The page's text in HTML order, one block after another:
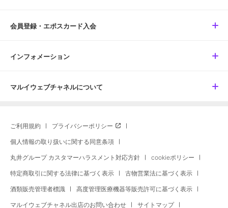
会員登録・エポスカード入会
インフォメーション
マルイウェブチャネルについて
ご利用規約 プライバシーポリシー
個人情報の取り扱いに関する同意条項
丸井グループ カスタマーハラスメント対応方針 cookieポリシー
特定商取引に関する法律に基づく表示 古物営業法に基づく表示
酒類販売管理者標識 高度管理医療機器等販売許可に基づく表示
マルイウェブチャネル出店のお問い合わせ サイトマップ